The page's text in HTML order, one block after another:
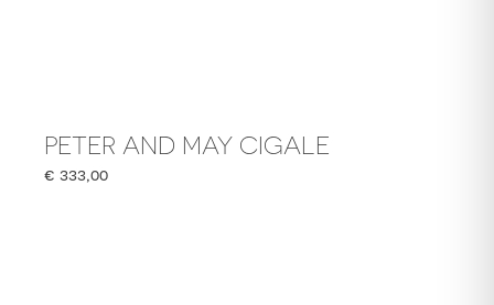
PETER AND MAY CIGALE
€ 333,00